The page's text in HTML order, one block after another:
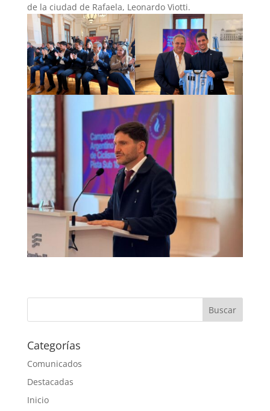
de la ciudad de Rafaela, Leonardo Viotti.
Categorías
Comunicados
Destacadas
Inicio